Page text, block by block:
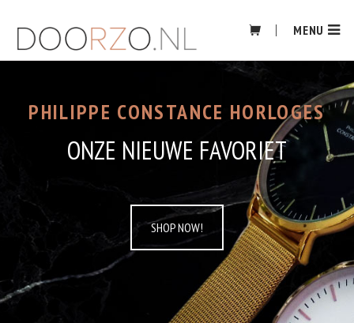
content
MENU
PHILIPPE CONSTANCE HORLOGES
ONZE NIEUWE FAVORIET
SHOP NOW!